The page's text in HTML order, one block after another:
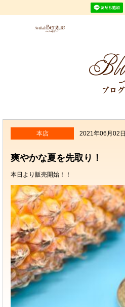
本店 2021年06月02日
爽やかな夏を先取り！
本日より販売開始！！